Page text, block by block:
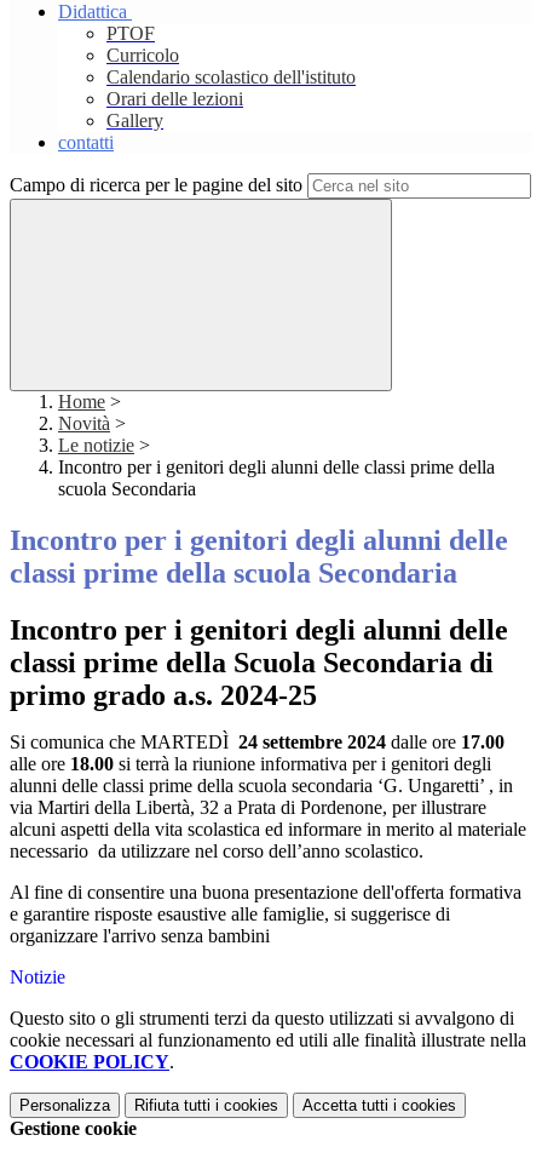
Didattica
PTOF
Curricolo
Calendario scolastico dell'istituto
Orari delle lezioni
Gallery
contatti
Campo di ricerca per le pagine del sito
Home >
Novità >
Le notizie >
Incontro per i genitori degli alunni delle classi prime della
scuola Secondaria
Incontro per i genitori degli alunni delle
classi prime della scuola Secondaria
Incontro per i genitori degli alunni delle
classi prime della Scuola Secondaria di
primo grado a.s. 2024-25
Si comunica che MARTEDÌ 24 settembre 2024 dalle ore 17.00
alle ore 18.00 si terrà la riunione informativa per i genitori degli
alunni delle classi prime della scuola secondaria ‘G. Ungaretti’ , in
via Martiri della Libertà, 32 a Prata di Pordenone, per illustrare
alcuni aspetti della vita scolastica ed informare in merito al materiale
necessario da utilizzare nel corso dell’anno scolastico.
Al fine di consentire una buona presentazione dell'offerta formativa
e garantire risposte esaustive alle famiglie, si suggerisce di
organizzare l'arrivo senza bambini
Notizie
Questo sito o gli strumenti terzi da questo utilizzati si avvalgono di
cookie necessari al funzionamento ed utili alle finalità illustrate nella
COOKIE POLICY.
Personalizza Rifiuta tutti i cookies Accetta tutti i cookies
Gestione cookie